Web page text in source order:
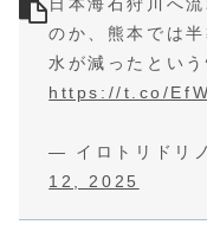
のか、熊本では
水が減ったという
https://t.co/
— イロトリドリ
12, 2025